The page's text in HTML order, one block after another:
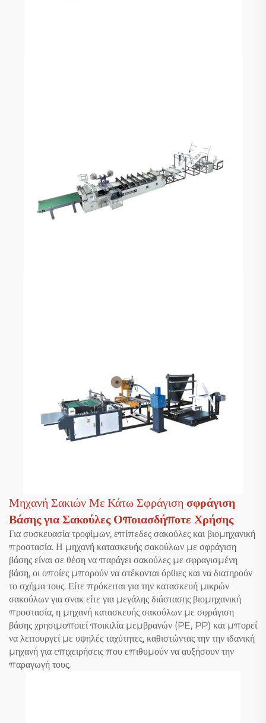
Μηχανή Σακιών Με Κάτω Σφράγιση σφράγιση
Βάσης για Σακούλες Οποιασδήποτε Χρήσης
Για συσκευασία τροφίμων, επίπεδες σακούλες και βιομηχανική
προστασία. Η μηχανή κατασκευής σακούλων με σφράγιση
βάσης είναι σε θέση να παράγει σακούλες με σφραγισμένη
βάση, οι οποίες μπορούν να στέκονται όρθιες και να διατηρούν
το σχήμα τους. Είτε πρόκειται για την κατασκευή μικρών
σακούλων για σνακ είτε για μεγάλης διάστασης βιομηχανική
προστασία, η μηχανή κατασκευής σακούλων με σφράγιση
βάσης χρησιμοποιεί ποικιλία μεμβρανών (PE, PP) και μπορεί
να λειτουργεί με υψηλές ταχύτητες, καθιστώντας την την ιδανική
μηχανή για επιχειρήσεις που επιθυμούν να αυξήσουν την
παραγωγή τους.